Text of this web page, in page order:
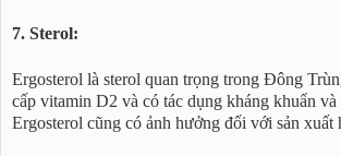
7. Sterol:
Ergosterol là sterol quan trọng trong Đông
cấp vitamin D2 và có tác dụng kháng khuẩn và
Ergosterol cũng có ảnh hưởng đối với sản xuất